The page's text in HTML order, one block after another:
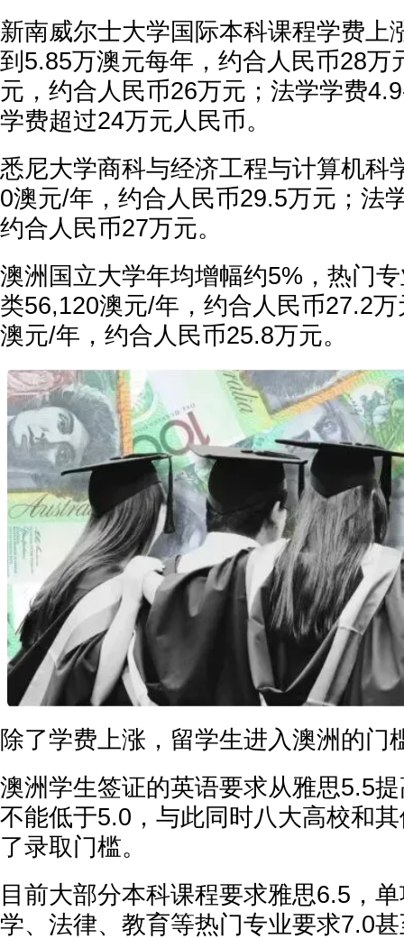
新南威尔士大学国际本科课程学费上
到5.85万澳元每年，约合人民币28万
元，约合人民币26万元；法学学费
学费超过24万元人民币。
悉尼大学商科与经济工程与计算机科
0澳元/年，约合人民币29.5万元；法
约合人民币27万元。
澳洲国立大学年均增幅约5%，热门
类56,120澳元/年，约合人民币27.2
澳元/年，约合人民币25.8万元。
除了学费上涨，留学生进入澳洲的门
澳洲学生签证的英语要求从雅思5.5
不能低于5.0，与此同时八大高校和
了录取门槛。
目前大部分本科课程要求雅思6.5，
学、法律、教育等热门专业要求7.0